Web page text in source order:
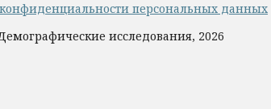
персональных данных
исследования, 2026